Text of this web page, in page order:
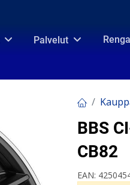
Palvelut
BBS
CB82
EAN: